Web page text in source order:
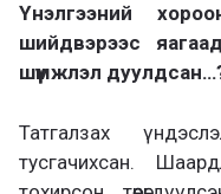
Үнэлгээний
шийдвэрээс
шүүмжлэл
Татгалзах
тусгачихсан.